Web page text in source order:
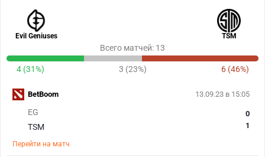
Evil Geniuses TSM
Всего матчей: 13
4 (31%) 3 (23%) 6 (46%)
13.09.23 в 15:05
EG
TSM
0
1
Перейти на матч
BetBoom